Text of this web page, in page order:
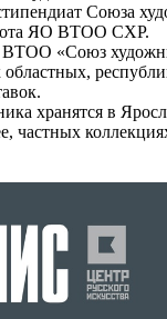
Союза
ЯО ВТОО СХР.
ВТОО «Союз
хранятся в
частных